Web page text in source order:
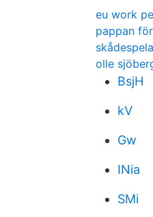
eu work
pappan
olle
BsjH
kV
Gw
INia
SMi